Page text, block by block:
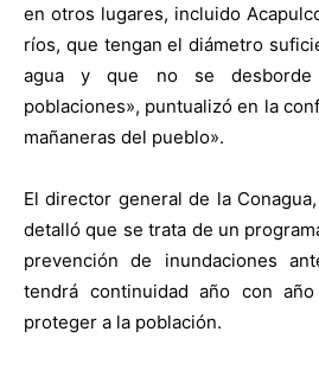
en otros lugares, incluido
ríos, que tengan el diámetro
agua y que no se
poblaciones», puntualizó en la
mañaneras del pueblo».
El director general de la
detalló que se trata de un
prevención de inundaciones
tendrá continuidad año con
proteger a la población.